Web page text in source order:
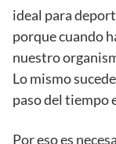
ideal para
porque cuando
nuestro
Lo mismo
paso del tiempo
Por eso es